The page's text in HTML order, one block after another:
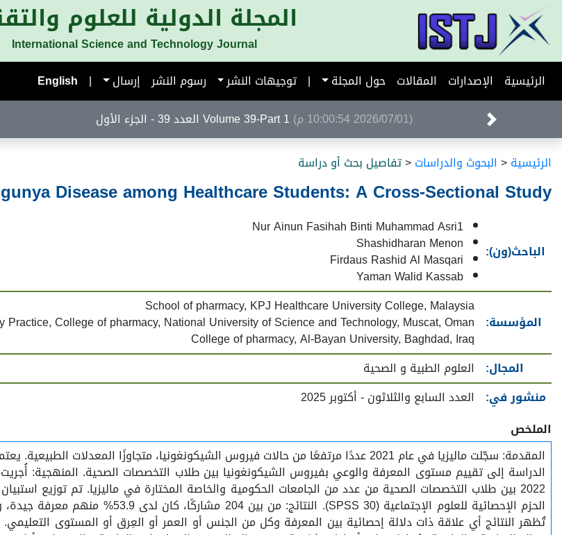
المجلة الدولية للعلوم
International Science and Technology Journal
الرئيسية الإصدارات المقالات حول المجلة | توجيهات النشر رسوم النشر إرسال |
English
(2026/07/01 10:00:54 م)
Volume 39-Part 1 العدد 39 - الجزء الأول
الرئيسية< البحوث والدراسات<تفاصيل بحث أو دراسة
Disease among Healthcare Students: A Cross-Sectional Study
الباحث(ون):
Nur Ainun Fasihah Binti Muhammad Asri1
Shashidharan Menon
Firdaus Rashid Al Masqari
Yaman Walid Kassab
المؤسسة:
School of pharmacy, KPJ Healthcare University College, Malaysia
Practice, College of pharmacy, National University of Science and Technology, Muscat, Oman
College of pharmacy, Al-Bayan University, Baghdad, Iraq
المجال:
العلوم الطبية و الصحية
منشور في:
العدد السابع والثلاثون - أكتوبر 2025
الملخص
المقدمة: سجّلت ماليزيا في عام 2021 عددًا مرتفعًا من حالات فيروس الشيكونغونيا، متجاوزًا
الدراسة إلى تقييم مستوى المعرفة والوعي بفيروس الشيكونغونيا بين طلاب التخصصات الصحية. المنهجية:
2022 بين طلاب التخصصات الصحية من عدد من الجامعات الحكومية والخاصة المختارة في ماليزيا. تم توزيع